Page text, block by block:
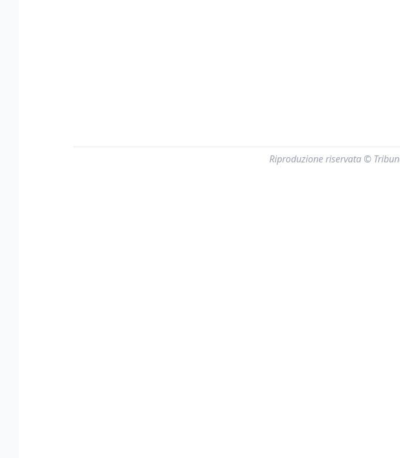
Riproduzione riservata ©